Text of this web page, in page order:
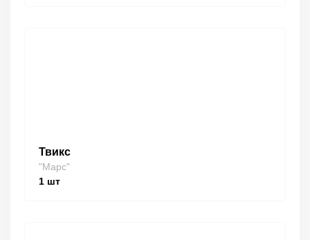
Твикс
"Марс"
1 шт